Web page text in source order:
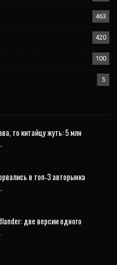
463
420
100
5
то китайцу жуть: 5 млн
в топ‑3 авторынка
две версии одного